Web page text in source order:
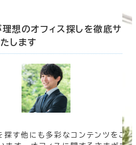
想のオフィス探しを徹底サ
します
探す他にも多彩なコンテンツをご